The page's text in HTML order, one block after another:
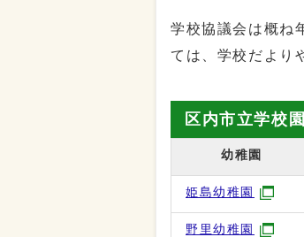
学校協議会は概ね
ては、学校だより
区内市立学校
幼稚園
姫島幼稚園
野里幼稚園